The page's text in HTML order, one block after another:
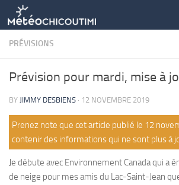
Skip to content
PRÉVISIONS
Prévision pour mardi, mise à
BY JIMMY DESBIENS · 12 NOVEMBRE 2019
Prenez note que cet article publié le 12
contenir des informations qui ne sont plus à
Je débute avec Environnement Canada qui a
de neige pour mes amis du Lac-Saint-Jean